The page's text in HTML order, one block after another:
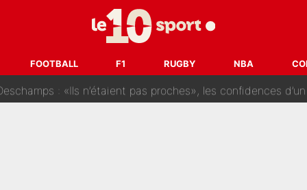
FOOTBALL F1 RUGBY NBA
Benatia s'est battu pendant six mois pour le retenir à l'OM, le PSG a
Lucas Chevalier !» : Le débat sur le gardien du PSG vire
: «Ils n’étaient pas proches», les confidences d’un membre de